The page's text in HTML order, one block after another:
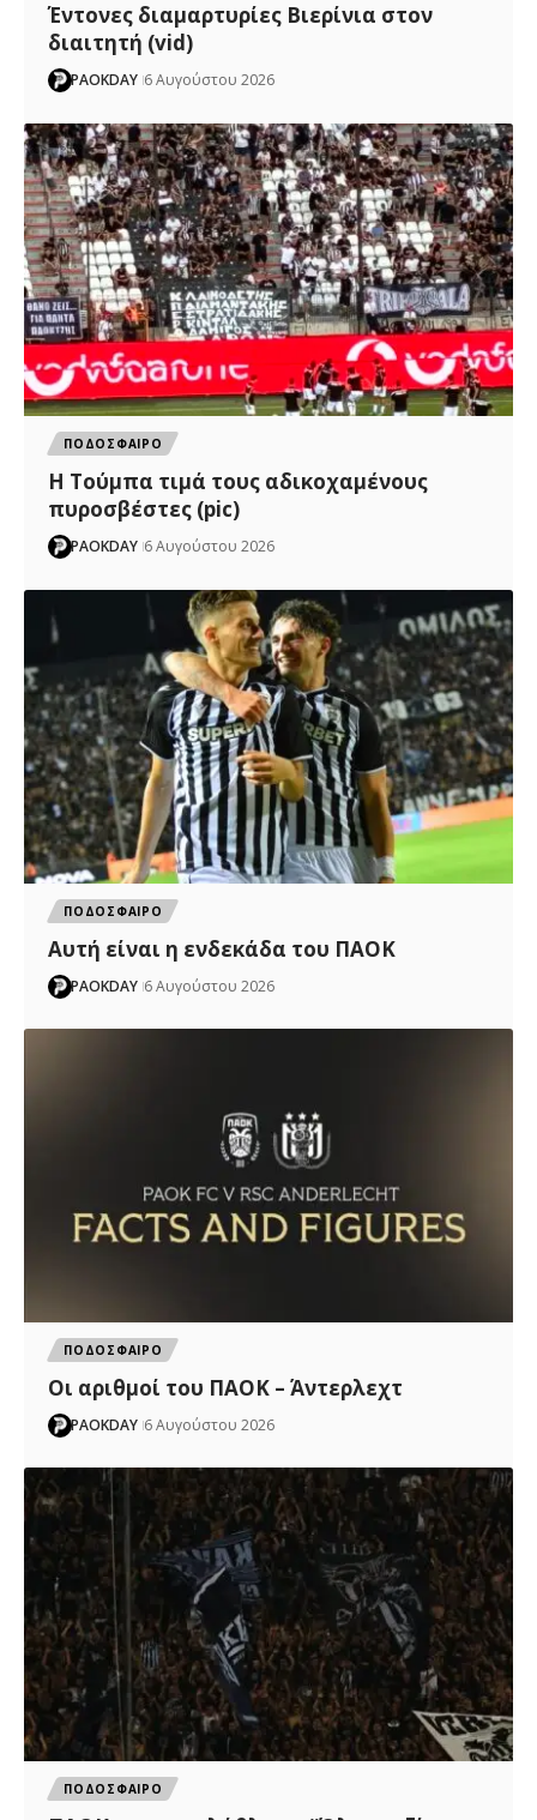
Έντονες διαμαρτυρίες Βιερίνια στον
διαιτητή (vid)
PAOKDAY 6 Αυγούστου 2026
ΠΟΔΟΣΦΑΙΡΟ
H Tούμπα τιμά τους αδικοχαμένους
πυροσβέστες (pic)
PAOKDAY 6 Αυγούστου 2026
ΠΟΔΟΣΦΑΙΡΟ
Αυτή είναι η ενδεκάδα του ΠΑΟΚ
PAOKDAY 6 Αυγούστου 2026
ΠΟΔΟΣΦΑΙΡΟ
Oι αριθμοί του ΠΑΟΚ – Άντερλεχτ
PAOKDAY 6 Αυγούστου 2026
ΠΟΔΟΣΦΑΙΡΟ